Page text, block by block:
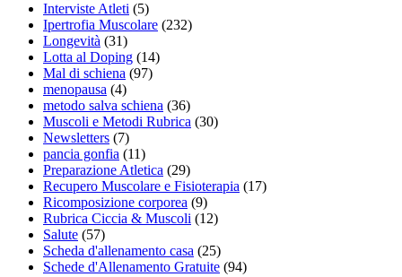
Interviste Atleti (5)
Ipertrofia Muscolare (232)
Longevità (31)
Lotta al Doping (14)
Mal di schiena (97)
menopausa (4)
metodo salva schiena (36)
Muscoli e Metodi Rubrica (30)
Newsletters (7)
pancia gonfia (11)
Preparazione Atletica (29)
Recupero Muscolare e Fisioterapia (17)
Ricomposizione corporea (9)
Rubrica Ciccia & Muscoli (12)
Salute (57)
Scheda d'allenamento casa (25)
Schede d'Allenamento Gratuite (94)